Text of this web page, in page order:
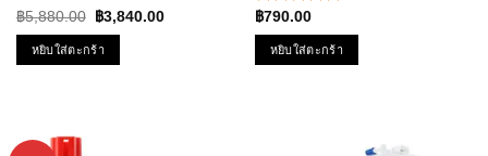
฿5,880.00
Original
price
was:
฿5,880.00.
฿3,840.00Current
หยิบใส่ตะกร้า
ให้คะแนน
5.00ตั้งแต่
1-5
คะแนน
฿790.00
หยิบใส่ตะกร้า